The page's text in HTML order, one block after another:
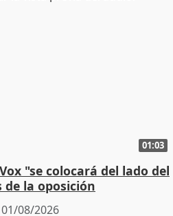
01:03
"se colocará del lado del
la oposición
01/08/2026